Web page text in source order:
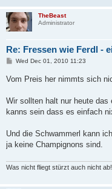
TheBeast
Administrator
Re: Fressen wie Ferdl -
P
t
Wed Dec 01, 2010 11:23
Vom Preis her nimmts sich
Wir sollten halt nur heute
kanns sein dass es einfach
Und die Schwammerl kann
ja keine Champignons sind.
Was nicht fliegt stürzt auch nicht ab!